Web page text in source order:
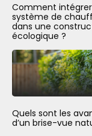
Comment
système de
dans une
écologique ?
Quels sont les
d’un brise-vue